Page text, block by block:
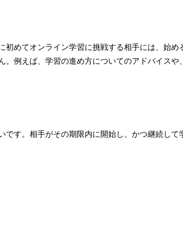
めてオンライン学習に挑戦する相手には、始め
例えば、学習の進め方についてのアドバイスや、
です。相手がその期限内に開始し、かつ継続して